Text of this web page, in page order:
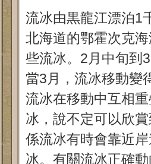
流冰由黒龍江漂泊1
北海道的鄂霍次克
些流冰。2月中旬到
當3月，流冰移動變
流冰在移動中互相
冰，說不定可以欣
係流冰有時會靠近
冰。有關流冰正確